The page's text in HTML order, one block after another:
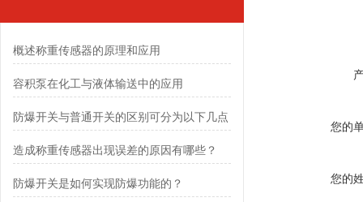
概述称重传感器的原理和应用
容积泵在化工与液体输送中的应用
防爆开关与普通开关的区别可分为以下几点
造成称重传感器出现误差的原因有哪些？
防爆开关是如何实现防爆功能的？
您的
您的